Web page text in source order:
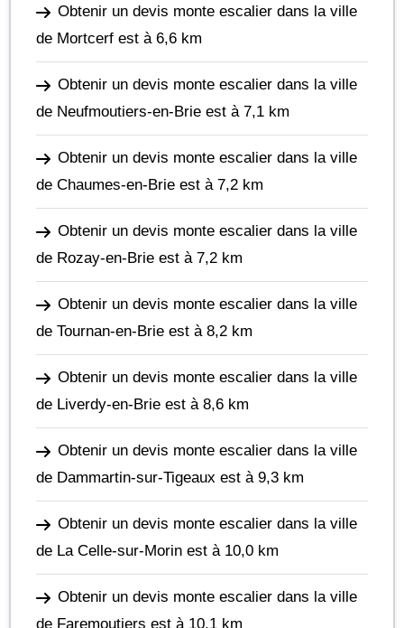
Obtenir un devis monte escalier dans la ville
de Mortcerf est à 6,6 km
Obtenir un devis monte escalier dans la ville
de Neufmoutiers-en-Brie est à 7,1 km
Obtenir un devis monte escalier dans la ville
de Chaumes-en-Brie est à 7,2 km
Obtenir un devis monte escalier dans la ville
de Rozay-en-Brie est à 7,2 km
Obtenir un devis monte escalier dans la ville
de Tournan-en-Brie est à 8,2 km
Obtenir un devis monte escalier dans la ville
de Liverdy-en-Brie est à 8,6 km
Obtenir un devis monte escalier dans la ville
de Dammartin-sur-Tigeaux est à 9,3 km
Obtenir un devis monte escalier dans la ville
de La Celle-sur-Morin est à 10,0 km
Obtenir un devis monte escalier dans la ville
de Faremoutiers est à 10,1 km